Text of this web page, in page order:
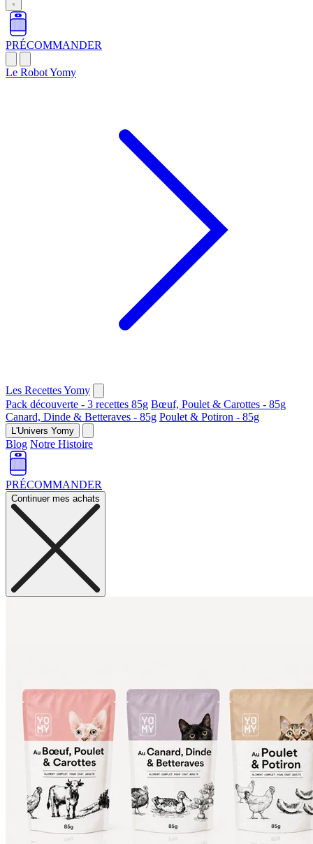
PRÉCOMMANDER
Le Robot Yomy
Les Recettes Yomy
Pack découverte - 3 recettes 85g Bœuf, Poulet & Carottes - 85g
Canard, Dinde & Betteraves - 85g Poulet & Potiron - 85g
L'Univers Yomy
Blog Notre Histoire
PRÉCOMMANDER
Continuer mes achats